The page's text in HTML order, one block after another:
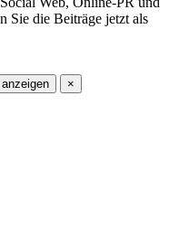
Sie die Beiträge jetzt als
×